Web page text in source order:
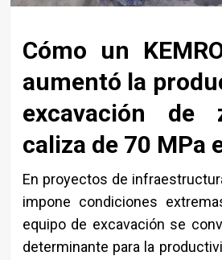
Cómo un
aumentó la
excavación de
caliza de 70 MPa
En proyectos de
impone condiciones
equipo de excavación se
determinante para la